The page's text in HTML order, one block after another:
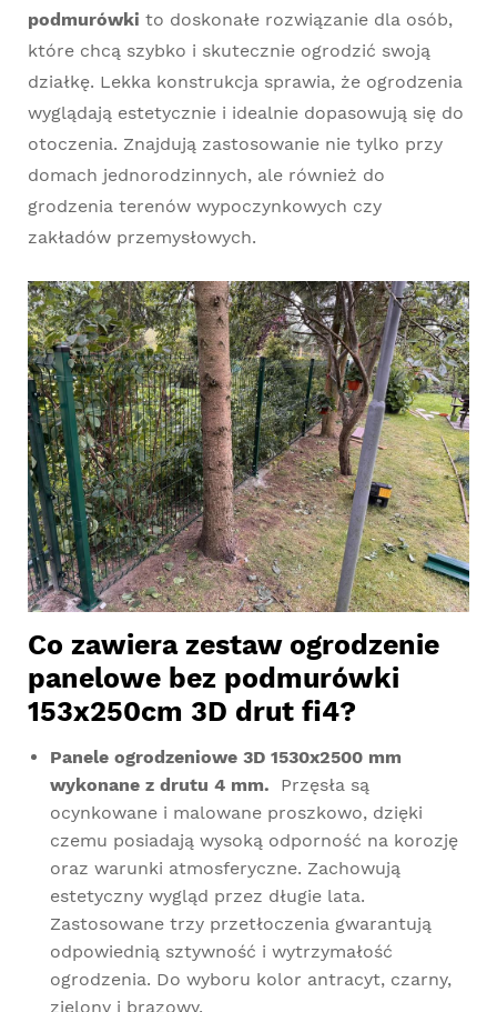
podmurówki to doskonałe rozwiązanie dla osób,
które chcą szybko i skutecznie ogrodzić swoją
działkę. Lekka konstrukcja sprawia, że ogrodzenia
wyglądają estetycznie i idealnie dopasowują się do
otoczenia. Znajdują zastosowanie nie tylko przy
domach jednorodzinnych, ale również do
grodzenia terenów wypoczynkowych czy
zakładów przemysłowych.
Co zawiera zestaw ogrodzenie
panelowe bez podmurówki
153x250cm 3D drut fi4?
Panele ogrodzeniowe 3D 1530x2500 mm
wykonane z drutu 4 mm. Przęsła są
ocynkowane i malowane proszkowo, dzięki
czemu posiadają wysoką odporność na korozję
oraz warunki atmosferyczne. Zachowują
estetyczny wygląd przez długie lata.
Zastosowane trzy przetłoczenia gwarantują
odpowiednią sztywność i wytrzymałość
ogrodzenia. Do wyboru kolor antracyt, czarny,
zielony i brązowy.